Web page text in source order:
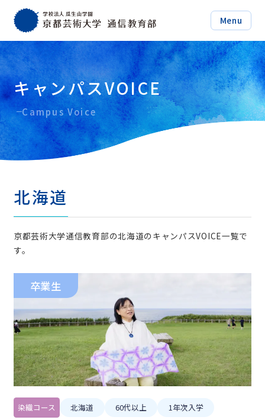
Menu
キャンパスVOICE
Campus Voice
北海道
京都芸術大学通信教育部の北海道のキャンパスVOICE一覧で
す。
卒業生
染織コース 北海道 60代以上 1年次入学